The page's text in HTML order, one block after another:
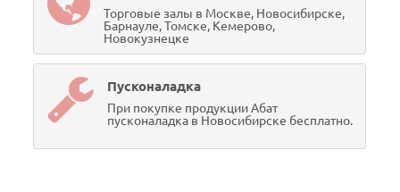
Торговые залы в Москве, Новосибирске,
Барнауле, Томске, Кемерово,
Новокузнецке
Пусконаладка
При покупке продукции Абат
пусконаладка в Новосибирске бесплатно.